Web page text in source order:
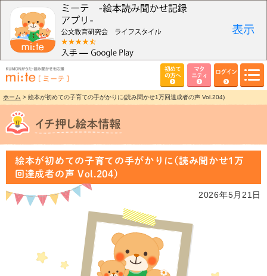
初めて
の方へ
マタ
ニティ
ログイン
ホーム > 絵本が初めての子育ての手がかりに(読み聞かせ1万回達成者の声 Vol.204)
絵本が初めての子育ての手がかりに(読み聞かせ1万
回達成者の声 Vol.204)
2026年5月21日